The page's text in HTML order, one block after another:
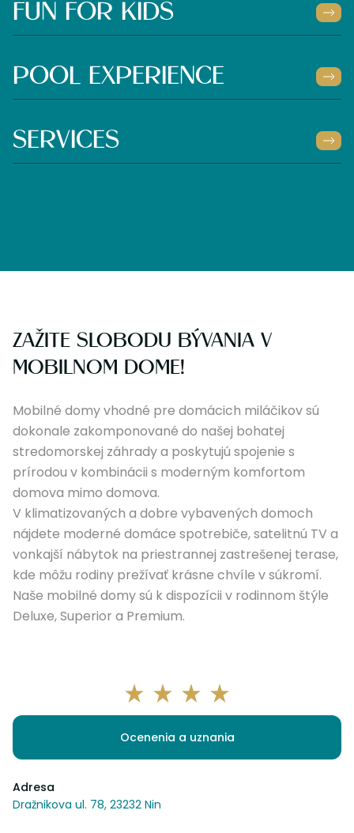
FUN FOR KIDS
POOL EXPERIENCE
SERVICES
ZAŽITE SLOBODU BÝVANIA V
MOBILNOM DOME!
Mobilné domy vhodné pre domácich miláčikov sú
dokonale zakomponované do našej bohatej
stredomorskej záhrady a poskytujú spojenie s
prírodou v kombinácii s moderným komfortom
domova mimo domova.
V klimatizovaných a dobre vybavených domoch
nájdete moderné domáce spotrebiče, satelitnú TV a
vonkajší nábytok na priestrannej zastrešenej terase,
kde môžu rodiny prežívať krásne chvíle v súkromí.
Naše mobilné domy sú k dispozícii v rodinnom štýle
Deluxe, Superior a Premium.
Ocenenia a uznania
Adresa
Dražnikova ul. 78, 23232 Nin